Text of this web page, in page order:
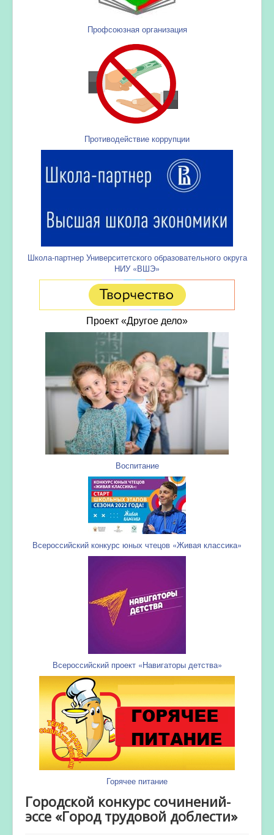
Профсоюзная организация
Противодействие коррупции
Школа-партнер Университетского образовательного округа
НИУ «ВШЭ»
Проект «Другое дело»
Воспитание
Всероссийский конкурс юных чтецов «Живая классика»
Всероссийский проект «Навигаторы детства»
Горячее питание
Городской конкурс сочинений-
эссе «Город трудовой доблести»